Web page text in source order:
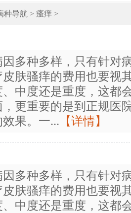
种导航 > 瘙痒 >
多种多样，只有针对
肤骚痒的费用也要视
中度还是重度，这都
更重要的是到正规医
果。一... 【详情】
多种多样，只有针对
肤骚痒的费用也要视
中度还是重度，这都